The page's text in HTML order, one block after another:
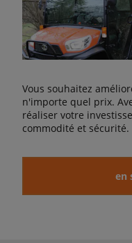
Vous souhaitez
n'importe quel prix.
réaliser votre
commodité et sécurité.
en